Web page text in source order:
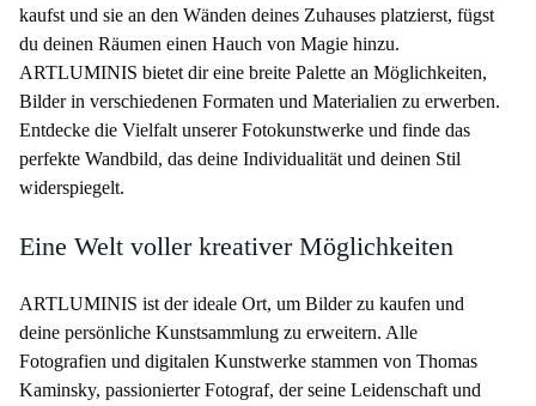
kaufst und sie an den Wänden deines Zuhauses platzierst, fügst
du deinen Räumen einen Hauch von Magie hinzu.
ARTLUMINIS bietet dir eine breite Palette an Möglichkeiten,
Bilder in verschiedenen Formaten und Materialien zu erwerben.
Entdecke die Vielfalt unserer Fotokunstwerke und finde das
perfekte Wandbild, das deine Individualität und deinen Stil
widerspiegelt.
Eine Welt voller kreativer Möglichkeiten
ARTLUMINIS ist der ideale Ort, um Bilder zu kaufen und
deine persönliche Kunstsammlung zu erweitern. Alle
Fotografien und digitalen Kunstwerke stammen von Thomas
Kaminsky, passionierter Fotograf, der seine Leidenschaft und